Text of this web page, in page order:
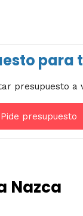
para
presupuesto a
Pide presupuesto
Nazca